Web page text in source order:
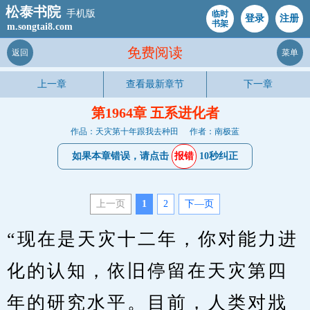
松泰书院 手机版
m.songtai8.com
临时
书架
登录 注册
免费阅读
返回 菜单
上一章 查看最新章节 下一章
第1964章 五系进化者
作品：天灾第十年跟我去种田 作者：南极蓝
如果本章错误，请点击 报错 10秒纠正
上一页 1 2 下—页
“现在是天灾十二年，你对能力进
化的认知，依旧停留在天灾第四
年的研究水平。目前，人类对戕